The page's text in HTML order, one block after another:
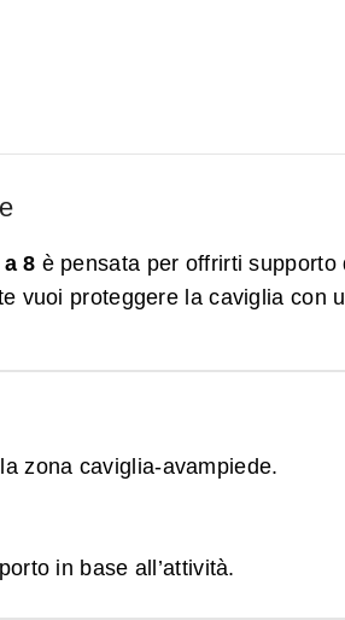
8 è pensata per offrirti supporto
vuoi proteggere la caviglia con
zona caviglia‑avampiede.
in base all’attività.